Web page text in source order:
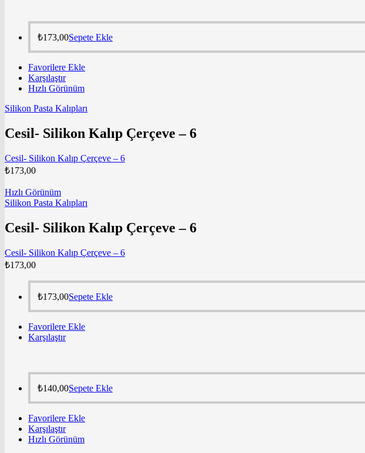
₺173,00Sepete Ekle
Favorilere Ekle
Karşılaştır
Hızlı Görünüm
Silikon Pasta Kalıpları
Cesil- Silikon Kalıp Çerçeve – 6
Cesil- Silikon Kalıp Çerçeve – 6
₺173,00
Hızlı Görünüm
Silikon Pasta Kalıpları
Cesil- Silikon Kalıp Çerçeve – 6
Cesil- Silikon Kalıp Çerçeve – 6
₺173,00
₺173,00Sepete Ekle
Favorilere Ekle
Karşılaştır
₺140,00Sepete Ekle
Favorilere Ekle
Karşılaştır
Hızlı Görünüm